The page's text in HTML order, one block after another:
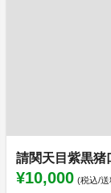
請関天目紫黒猪
¥10,000 (税込/送